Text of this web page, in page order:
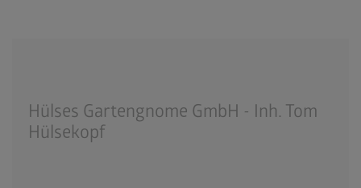
Hülses Gartengnome GmbH - Inh. Tom
Hülsekopf